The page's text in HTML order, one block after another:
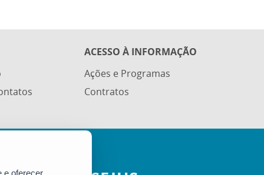
ACESSO À INFORMAÇÃO
Ações e Programas
Contratos
e oferecer